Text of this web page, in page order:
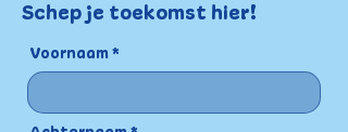
Schep je toekomst hier!
Voornaam